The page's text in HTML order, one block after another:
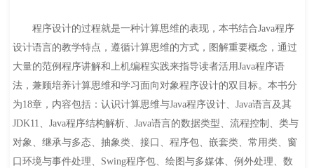
程序设计的过程就是一种计算思维的表现，本书结合Java程序
设计语言的教学特点，遵循计算思维的方式，图解重要概念，通过
大量的范例程序讲解和上机编程实践来指导读者活用Java程序语
法，兼顾培养计算思维和学习面向对象程序设计的双目标。本书分
为18章，内容包括：认识计算思维与Java程序设计、Java语言及其
JDK11、Java程序结构解析、Java语言的数据类型、流程控制、类与
对象、继承与多态、抽象类、接口、程序包、嵌套类、常用类、窗
口环境与事件处理、Swing程序包、绘图与多媒体、例外处理、数